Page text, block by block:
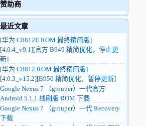
赞助商
最近文章
[华为 C8812E ROM 最终精简版]
[4.0.4_v9.1][官方 B949 精简优化，停止更
新]
[华为 C8812 ROM 最终精简版]
[4.0.3_v15.2][B950 精简优化，暂停更新]
Google Nexus 7 （grouper）一代官方
Android 5.1.1 线刷版 ROM 下载
Google Nexus 7 （grouper）一代 Recovery
下载